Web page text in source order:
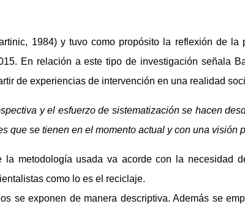
1984) y tuvo como propósito la reflexión de
En relación a este tipo de investigación señala
de experiencias de intervención en una realidad
y el esfuerzo de sistematización se hacen
que se tienen en el momento actual y con una visión
metodología usada va acorde con la necesidad
como lo es el reciclaje.
se exponen de manera descriptiva. Además se